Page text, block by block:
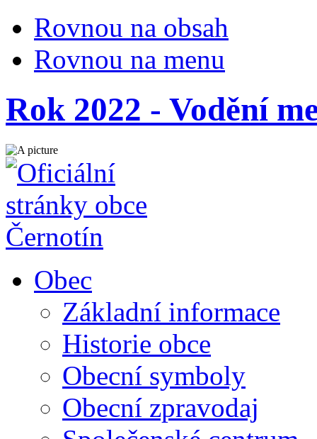
Rovnou na obsah
Rovnou na menu
Rok 2022 - Vodění
Obec
Základní informace
Historie obce
Obecní symboly
Obecní zpravodaj